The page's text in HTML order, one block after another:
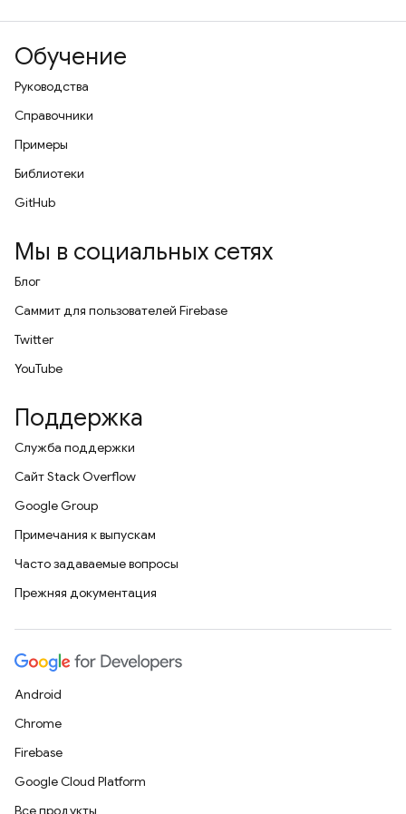
Обучение
Руководства
Справочники
Примеры
Библиотеки
GitHub
Мы в социальных сетях
Блог
Саммит для пользователей Firebase
Twitter
YouTube
Поддержка
Служба поддержки
Сайт Stack Overflow
Google Group
Примечания к выпускам
Часто задаваемые вопросы
Прежняя документация
Android
Chrome
Firebase
Google Cloud Platform
Все продукты